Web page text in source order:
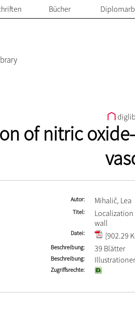
Bücher
of nitric
Autor Mihalič, Lea
Titel
wall
Datei [902.29
Beschreibung 39 Blätter
Beschreibung
Zugriffsrechte